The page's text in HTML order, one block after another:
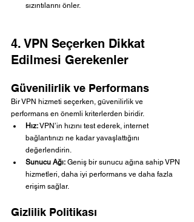
sızıntılarını önler.
4. VPN Seçerken Dikkat
Edilmesi Gerekenler
Güvenilirlik ve Performans
Bir VPN hizmeti seçerken, güvenilirlik ve
performans en önemli kriterlerden biridir.
Hız: VPN’in hızını test ederek, internet
bağlantınızı ne kadar yavaşlattığını
değerlendirin.
Sunucu Ağı: Geniş bir sunucu ağına sahip VPN
hizmetleri, daha iyi performans ve daha fazla
erişim sağlar.
Gizlilik Politikası